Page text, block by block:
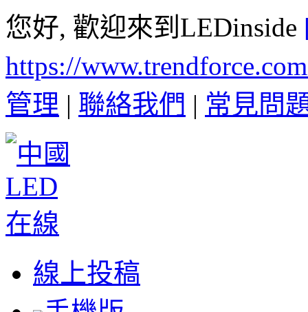
您好, 歡迎來到LEDinside
https://
管理 | 聯絡我們 | 常見問
線上投稿